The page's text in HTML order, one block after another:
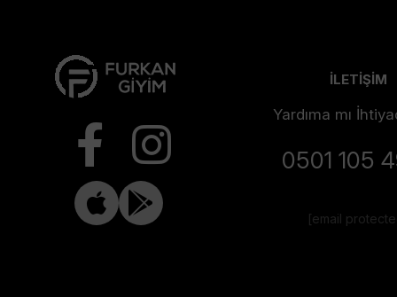
İLETİŞİM
Yardıma mı
0501 105
[email